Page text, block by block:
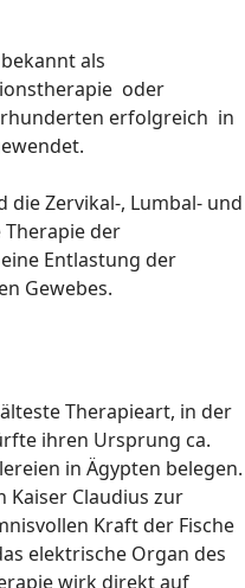
als
oder
erfolgreich in
Zervikal-, Lumbal- und
der
Entlastung der
Gewebes.
Therapieart, in der
ihren Ursprung ca.
in Ägypten belegen.
Kaiser Claudius zur
Kraft der Fische
elektrische Organ des
wirk direkt auf